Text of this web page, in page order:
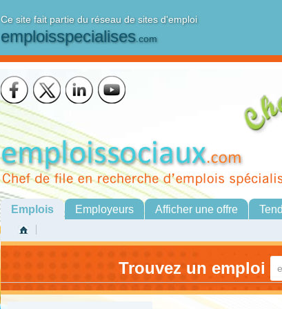
Ce site fait partie du réseau de sites d'emploi
emploisspecialises.com
Emplois Employeurs Afficher une offre
Trouvez un emploi